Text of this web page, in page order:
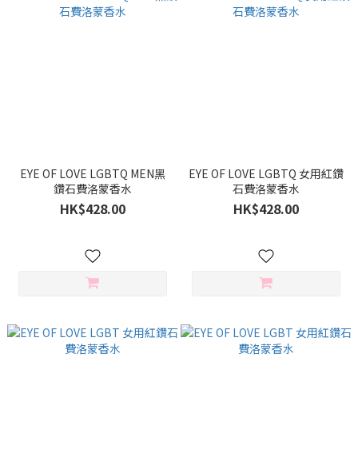
EYE OF LOVE LGBTQ MEN黑
鑽石費洛蒙香水
HK$428.00
EYE OF LOVE LGBTQ 女用紅鑽
石費洛蒙香水
HK$428.00